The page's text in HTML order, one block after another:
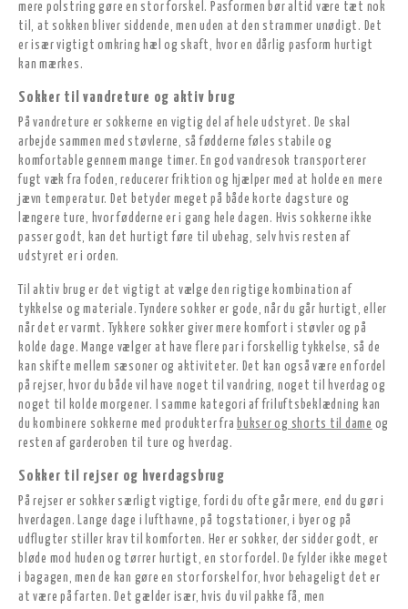
mere polstring gøre en stor forskel. Pasformen bør altid være tæt nok
til, at sokken bliver siddende, men uden at den strammer unødigt. Det
er især vigtigt omkring hæl og skaft, hvor en dårlig pasform hurtigt
kan mærkes.
Sokker til vandreture og aktiv brug
På vandreture er sokkerne en vigtig del af hele udstyret. De skal
arbejde sammen med støvlerne, så fødderne føles stabile og
komfortable gennem mange timer. En god vandresok transporterer
fugt væk fra foden, reducerer friktion og hjælper med at holde en mere
jævn temperatur. Det betyder meget på både korte dagsture og
længere ture, hvor fødderne er i gang hele dagen. Hvis sokkerne ikke
passer godt, kan det hurtigt føre til ubehag, selv hvis resten af
udstyret er i orden.
Til aktiv brug er det vigtigt at vælge den rigtige kombination af
tykkelse og materiale. Tyndere sokker er gode, når du går hurtigt, eller
når det er varmt. Tykkere sokker giver mere komfort i støvler og på
kolde dage. Mange vælger at have flere par i forskellig tykkelse, så de
kan skifte mellem sæsoner og aktiviteter. Det kan også være en fordel
på rejser, hvor du både vil have noget til vandring, noget til hverdag og
noget til kolde morgener. I samme kategori af friluftsbeklædning kan
du kombinere sokkerne med produkter fra bukser og shorts til dame og
resten af garderoben til ture og hverdag.
Sokker til rejser og hverdagsbrug
På rejser er sokker særligt vigtige, fordi du ofte går mere, end du gør i
hverdagen. Lange dage i lufthavne, på togstationer, i byer og på
udflugter stiller krav til komforten. Her er sokker, der sidder godt, er
bløde mod huden og tørrer hurtigt, en stor fordel. De fylder ikke meget
i bagagen, men de kan gøre en stor forskel for, hvor behageligt det er
at være på farten. Det gælder især, hvis du vil pakke få, men